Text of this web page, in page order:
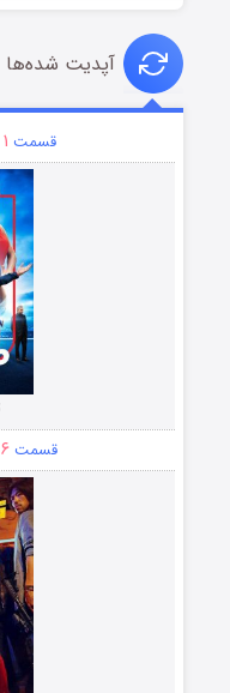
آپدیت شده‌ها
قسمت ۱ (زیرنویس)
قسمت ۶ (زیرنویس)